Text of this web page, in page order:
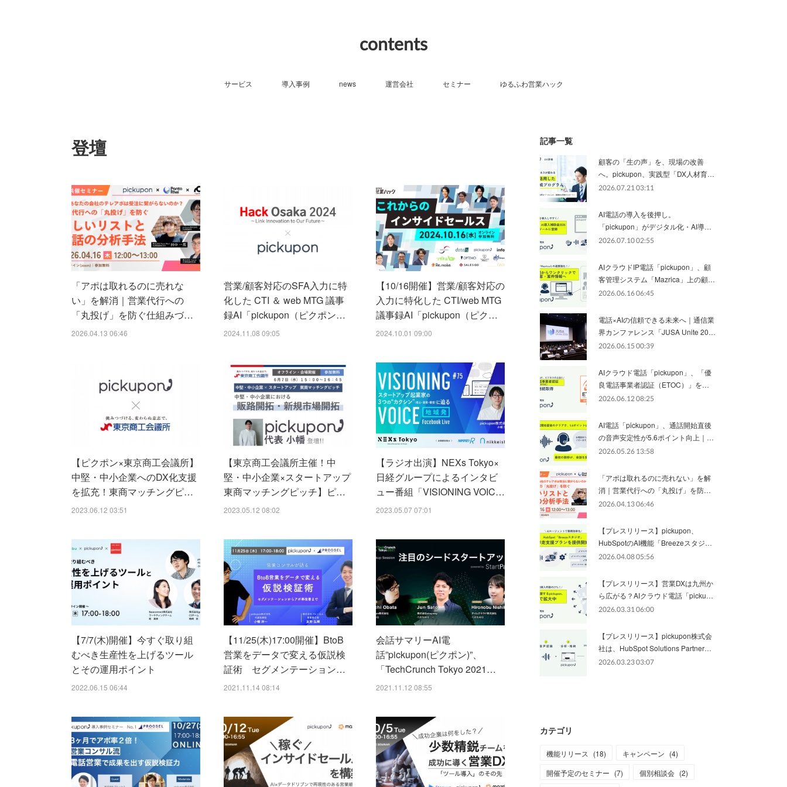
contents
サービス 導入事例 news 運営会社 セミナー ゆるふわ営業ハック
登壇
「アポは取れるのに売れな
い」を解消｜営業代行への
「丸投げ」を防ぐ仕組みづ…
2026.04.13 06:46
営業/顧客対応のSFA入力に特
化した CTI ＆ web MTG 議事
録AI「pickupon（ピクポン…
2024.11.08 09:05
【10/16開催】営業/顧客対応の
入力に特化した CTI/web MTG
議事録AI「pickupon（ピク…
2024.10.01 09:00
【ピクポン×東京商工会議所】
中堅・中小企業へのDX化支援
を拡充！東商マッチングピ…
2023.06.12 03:51
【東京商工会議所主催！中
堅・中小企業×スタートアップ
東商マッチングピッチ】ピ…
2023.05.12 08:02
【ラジオ出演】NEXs Tokyo×
日経グループによるインタビ
ュー番組「VISIONING VOIC…
2023.05.07 07:01
【7/7(木)開催】今すぐ取り組
むべき生産性を上げるツール
とその運用ポイント
2022.06.15 06:44
【11/25(木)17:00開催】BtoB
営業をデータで変える仮説検
証術 セグメンテーション…
2021.11.14 08:14
会話サマリーAI電
話”pickupon(ピクポン)”、
「TechCrunch Tokyo 2021…
2021.11.12 08:55
記事一覧
顧客の「生の声」を、現場の改善
へ。pickupon、実践型「DX人材育…
2026.07.21 03:11
AI電話の導入を後押し。
「pickupon」がデジタル化・AI導…
2026.07.10 02:55
AIクラウドIP電話「pickupon」、顧
客管理システム「Mazrica」上の顧…
2026.06.16 06:45
電話×AIの信頼できる未来へ｜通信業
界カンファレンス「JUSA Unite 20…
2026.06.15 00:39
AIクラウド電話「pickupon」、「優
良電話事業者認証（ETOC）」を…
2026.06.12 08:25
AI電話「pickupon」、通話開始直後
の音声安定性が5.6ポイント向上｜…
2026.05.26 13:58
「アポは取れるのに売れない」を解
消｜営業代行への「丸投げ」を防…
2026.04.13 06:46
【プレスリリース】pickupon、
HubSpotのAI機能「Breezeスタジ…
2026.04.08 05:56
【プレスリリース】営業DXは九州か
ら広がる？AIクラウド電話「picku…
2026.03.31 06:00
【プレスリリース】pickupon株式会
社は、HubSpot Solutions Partner…
2026.03.23 03:07
カテゴリ
機能リリース (18) キャンペーン (4)
開催予定のセミナー (7) 個別相談会 (2)